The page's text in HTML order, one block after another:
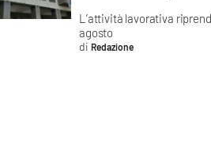
L’attività lavorativa
agosto
Redazione